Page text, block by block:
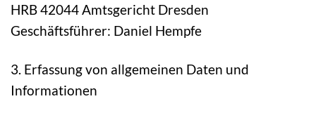
HRB 42044 Amtsgericht Dresden
Geschäftsführer: Daniel Hempfe
3. Erfassung von allgemeinen Daten und
Informationen